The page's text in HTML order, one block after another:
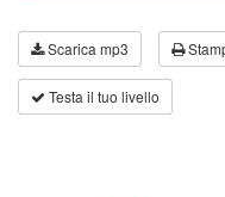
Scarica mp3
Testa il tuo livello